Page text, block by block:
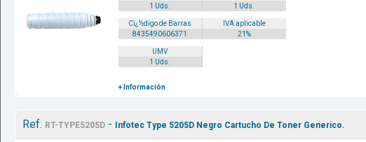
1 Uds.
1 Uds.
Cï¿½digo de Barras
IVA aplicable
8435490606371
21%
UMV
1 Uds.
+ Información
Ref. RT-TYPE5205D - Infotec Type 5205D Negro Cartucho De Toner Generico.